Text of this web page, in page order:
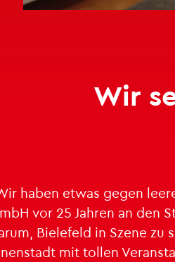
Wir
haben etwas gegen
vor 25 Jah­ren an den
Bie­le­feld in Szene zu
mit tol­len